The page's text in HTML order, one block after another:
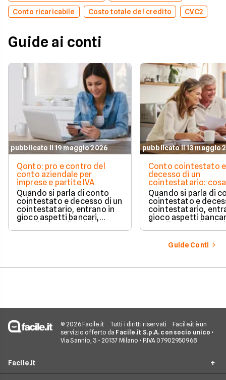
Conto ricaricabile
Costo totale del credito CVC2
Guide ai conti
pubblicato il 19 maggio 2026
Qonto: pro e contro del
conto aziendale per
imprese e partite IVA
Quando si parla di conto
cointestato e decesso di un
cointestatario, entrano in
gioco aspetti bancari,
fiscali ed ereditari che
spesso generano
pubblicato il 13 maggio
Conto cointestato e
decesso di un
cointestatario: cosa
succede davvero
blocchi, quote e
successione
Quando si parla di
cointestato e
cointestatario,
gioco aspetti
fiscali ed ereditari
spesso generano
confusione.
Guide Conti
© 2026 Facile.it Tutti i diritti riservati
Facile.it è un
servizio offerto da Facile.it S.p.A. con socio unico •
Via Sannio, 3 - 20137 Milano • P.IVA 07902950968
Facile.it